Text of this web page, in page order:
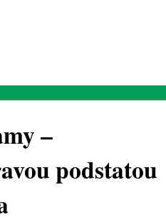
–
podstatou